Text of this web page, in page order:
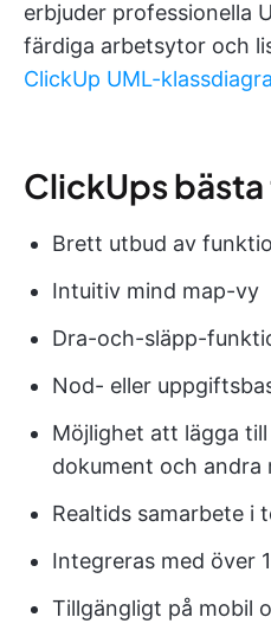
erbjuder professionella
färdiga arbetsytor och
ClickUp UML-
ClickUps
Brett utbud av
Intuitiv mind map-vy
Dra-och-släpp-
Nod- eller
Möjlighet att lägga
dokument och andra
Realtids samarbete i
Integreras med över
Tillgängligt på mobil